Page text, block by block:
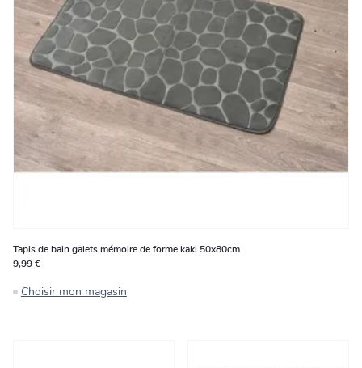
Tapis de bain galets mémoire de forme kaki 50x80cm
9,99 €
Choisir mon magasin